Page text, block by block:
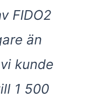
FIDO2
än
kunde
1 500